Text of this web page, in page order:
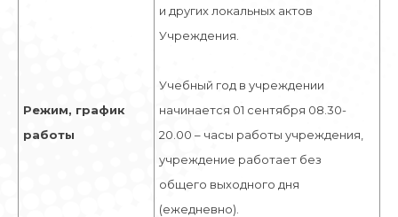
Режим, график
работы
и других локальных актов
Учреждения.
Учебный год в учреждении
начинается 01 сентября 08.30-
20.00 – часы работы учреждения,
учреждение работает без
общего выходного дня
(ежедневно).